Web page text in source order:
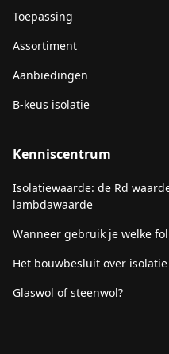
Toepassing
Assortiment
Aanbiedingen
B-keus isolatie
Kenniscentrum
Isolatiewaarde: de Rd
lambdawaarde
Wanneer gebruik je welke
Het bouwbesluit over
Glaswol of steenwol?